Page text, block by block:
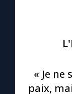
Le site
« Je
paix,